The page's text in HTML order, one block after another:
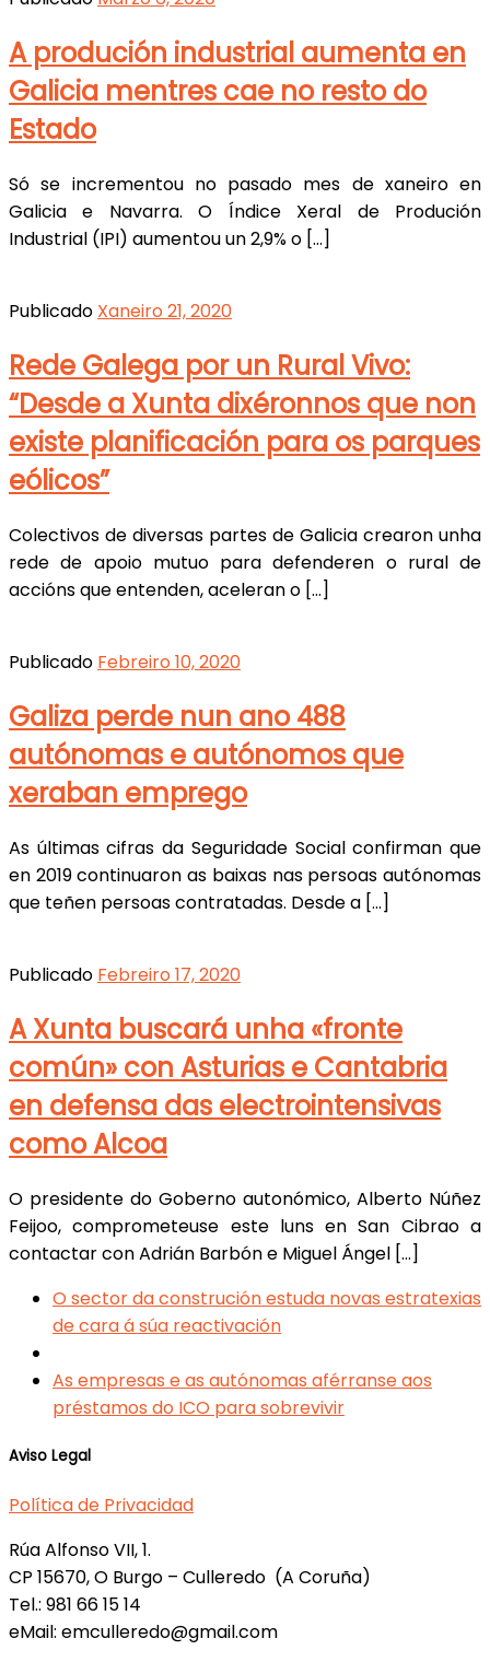
A produción industrial aumenta en
Galicia mentres cae no resto do
Estado
Só se incrementou no pasado mes de xaneiro en
Galicia e Navarra. O Índice Xeral de Produción
Industrial (IPI) aumentou un 2,9% o […]
Publicado Xaneiro 21, 2020
Rede Galega por un Rural Vivo:
“Desde a Xunta dixéronnos que non
existe planificación para os parques
eólicos”
Colectivos de diversas partes de Galicia crearon unha
rede de apoio mutuo para defenderen o rural de
accións que entenden, aceleran o […]
Publicado Febreiro 10, 2020
Galiza perde nun ano 488
autónomas e autónomos que
xeraban emprego
As últimas cifras da Seguridade Social confirman que
en 2019 continuaron as baixas nas persoas autónomas
que teñen persoas contratadas. Desde a […]
Publicado Febreiro 17, 2020
A Xunta buscará unha «fronte
común» con Asturias e Cantabria
en defensa das electrointensivas
como Alcoa
O presidente do Goberno autonómico, Alberto Núñez
Feijoo, comprometeuse este luns en San Cibrao a
contactar con Adrián Barbón e Miguel Ángel […]
Navegador
artigos
Previous
post
O sector da construción estuda novas estratexias
de cara á súa reactivación
to
post
Next
post
As empresas e as autónomas aférranse aos
préstamos do ICO para sobrevivir
Aviso Legal
Política de Privacidad
Rúa Alfonso VII, 1.
CP 15670, O Burgo – Culleredo (A Coruña)
Tel.: 981 66 15 14
eMail: emculleredo@gmail.com